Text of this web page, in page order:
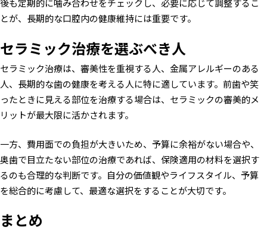
後も定期的に噛み合わせをチェックし、必要に応じて調整するこ
とが、長期的な口腔内の健康維持には重要です。
セラミック治療を選ぶべき人
セラミック治療は、審美性を重視する人、金属アレルギーのある
人、長期的な歯の健康を考える人に特に適しています。前歯や笑
ったときに見える部位を治療する場合は、セラミックの審美的メ
リットが最大限に活かされます。
一方、費用面での負担が大きいため、予算に余裕がない場合や、
奥歯で目立たない部位の治療であれば、保険適用の材料を選択す
るのも合理的な判断です。自分の価値観やライフスタイル、予算
を総合的に考慮して、最適な選択をすることが大切です。
まとめ